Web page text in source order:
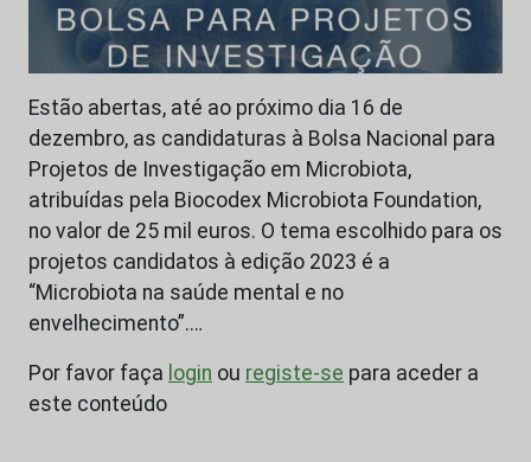
Estão abertas, até ao próximo dia 16 de
dezembro, as candidaturas à Bolsa Nacional para
Projetos de Investigação em Microbiota,
atribuídas pela Biocodex Microbiota Foundation,
no valor de 25 mil euros. O tema escolhido para os
projetos candidatos à edição 2023 é a
“Microbiota na saúde mental e no
envelhecimento”.…
Por favor faça login ou registe-se para aceder a
este conteúdo